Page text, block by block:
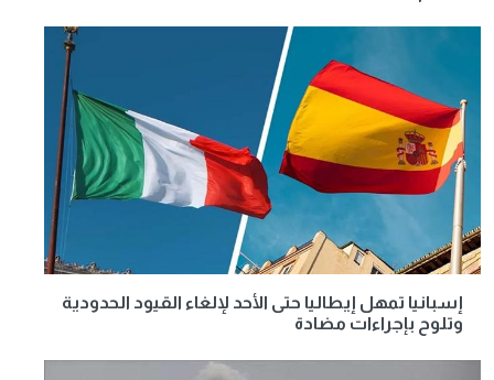
إسبانيا تمهل إيطاليا حتى الأحد لإلغاء القيود الحدودية
وتلوح بإجراءات مضادة